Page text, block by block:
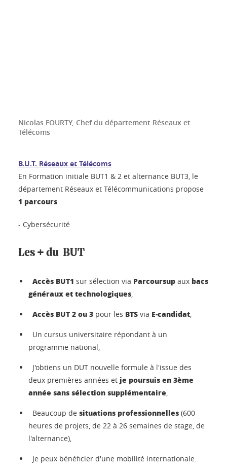
Nicolas FOURTY, Chef du département Réseaux et
Télécoms
B.U.T. Réseaux et Télécoms
En Formation initiale BUT1 & 2 et alternance BUT3, le
département Réseaux et Télécommunications propose
1 parcours
- Cybersécurité
Les + du BUT
Accès BUT1 sur sélection via Parcoursup aux bacs
généraux et technologiques,
Accès BUT 2 ou 3 pour les BTS via E-candidat,
Un cursus universitaire répondant à un
programme national,
J'obtiens un DUT nouvelle formule à l'issue des
deux premières années et je poursuis en 3ème
année sans sélection supplémentaire,
Beaucoup de situations professionnelles (600
heures de projets, de 22 à 26 semaines de stage, de
l'alternance),
Je peux bénéficier d'une mobilité internationale.